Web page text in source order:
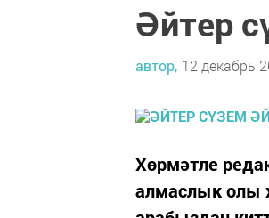
Әйтер
автор, 12 декабрь
Хөрмәтле
алмаслык олы